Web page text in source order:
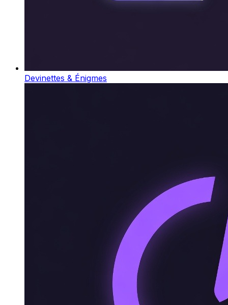
Devinettes & Énigmes